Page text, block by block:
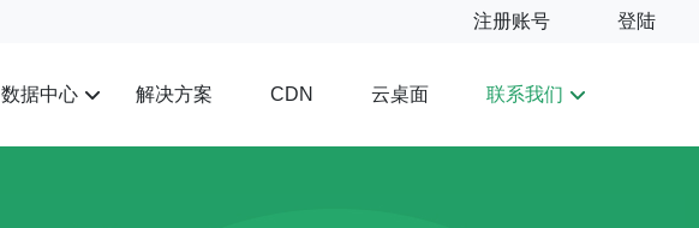
注册账号 登陆
数据中心 解决方案 CDN 云桌面 联系我们